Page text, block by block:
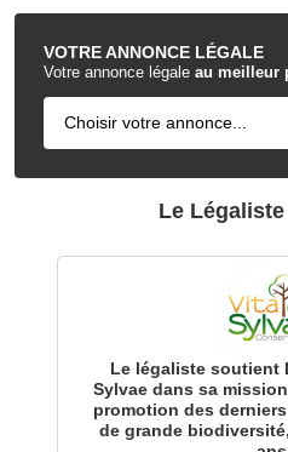
VOTREANNONCE LÉGALE
Votre annonce légale au meilleur
.
Le
Le légaliste soutient
Sylvae dans sa
promotion des
de grande